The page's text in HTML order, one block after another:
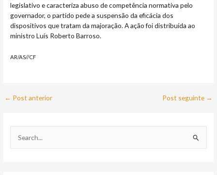
legislativo e caracteriza abuso de competência normativa pelo
governador, o partido pede a suspensão da eficácia dos
dispositivos que tratam da majoração. A ação foi distribuída ao
ministro Luís Roberto Barroso.
AR/AS//CF
← Post anterior Post seguinte →